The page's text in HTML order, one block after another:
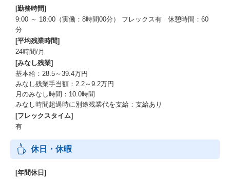
[勤務時間]
9:00 ～ 18:00（実働：8時間00分） フレックス有 休憩時間：60
分
[平均残業時間]
24時間/月
[みなし残業]
基本給：28.5～39.4万円
みなし残業手当額：2.2～9.2万円
月のみなし時間：10.0時間
みなし時間超過時に別途残業代を支給：支給あり
[フレックスタイム]
有
休日・休暇
[年間休日]